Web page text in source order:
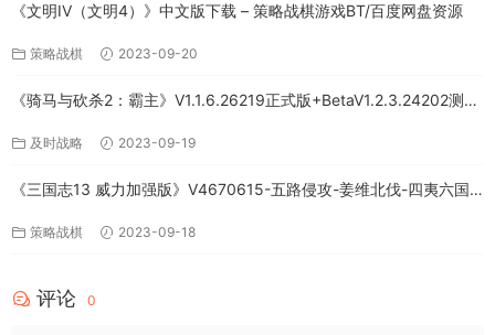
《文明IV（文明4）》中文版下载 – 策略战棋游戏BT/百度网盘资源
策略战棋 2023-09-20
《骑马与砍杀2：霸主》V1.1.6.26219正式版+BetaV1.2.3.24202测试
及时战略 2023-09-19
《三国志13 威力加强版》V4670615-五路侵攻-姜维北伐-四夷六国
策略战棋 2023-09-18
评论 0